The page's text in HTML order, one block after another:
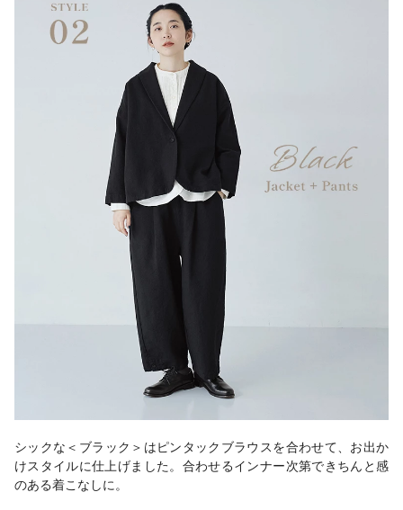
シックな＜ブラック＞はピンタックブラウスを合わせて、お出か
けスタイルに仕上げました。合わせるインナー次第できちんと感
のある着こなしに。